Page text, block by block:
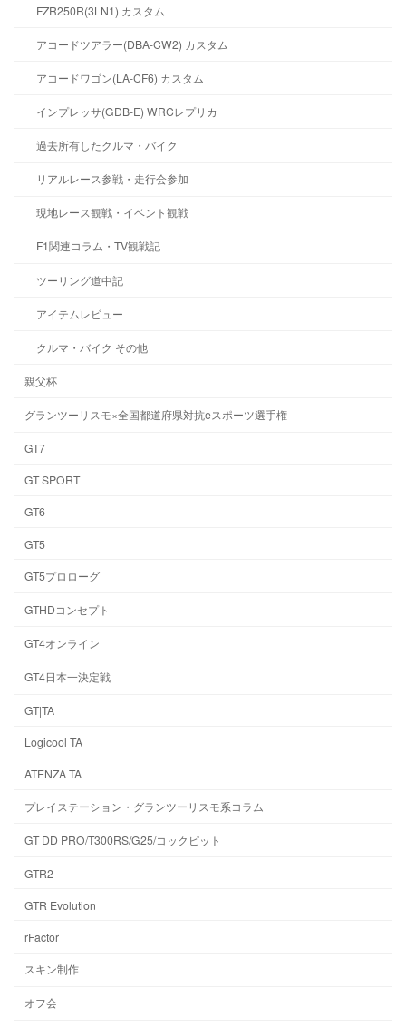
FZR250R(3LN1) カスタム
アコードツアラー(DBA-CW2) カスタム
アコードワゴン(LA-CF6) カスタム
インプレッサ(GDB-E) WRCレプリカ
過去所有したクルマ・バイク
リアルレース参戦・走行会参加
現地レース観戦・イベント観戦
F1関連コラム・TV観戦記
ツーリング道中記
アイテムレビュー
クルマ・バイク その他
親父杯
グランツーリスモ×全国都道府県対抗eスポーツ選手権
GT7
GT SPORT
GT6
GT5
GT5プロローグ
GTHDコンセプト
GT4オンライン
GT4日本一決定戦
GT|TA
Logicool TA
ATENZA TA
プレイステーション・グランツーリスモ系コラム
GT DD PRO/T300RS/G25/コックピット
GTR2
GTR Evolution
rFactor
スキン制作
オフ会